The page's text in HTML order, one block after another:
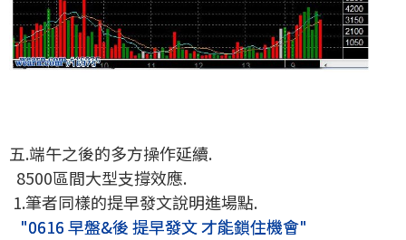
五.端午之後的多方操作延續.
8500區間大型支撐效應.
1.筆者同樣的提早發文說明進場點.
"0616 早盤&後 提早發文 才能鎖住機會"